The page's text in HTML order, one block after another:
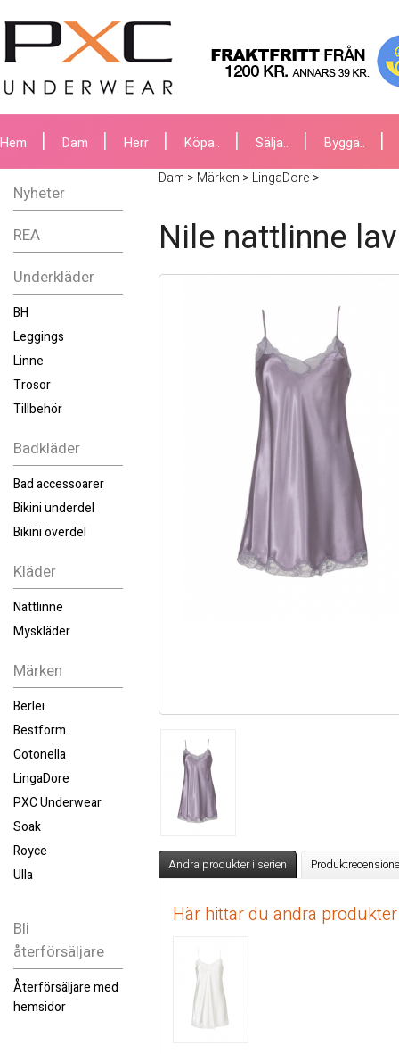
Hem Dam Herr Köpa.. Sälja.. Bygga..
Nyheter
REA
Underkläder
BH
Leggings
Linne
Trosor
Tillbehör
Badkläder
Bad accessoarer
Bikini underdel
Bikini överdel
Kläder
Nattlinne
Myskläder
Märken
Berlei
Bestform
Cotonella
LingaDore
PXC Underwear
Soak
Royce
Ulla
Bli
återförsäljare
Återförsäljare med
hemsidor
Dam > Märken > LingaDore >
Nile nattlinne
Andra produkter i serien
Här hittar du andra